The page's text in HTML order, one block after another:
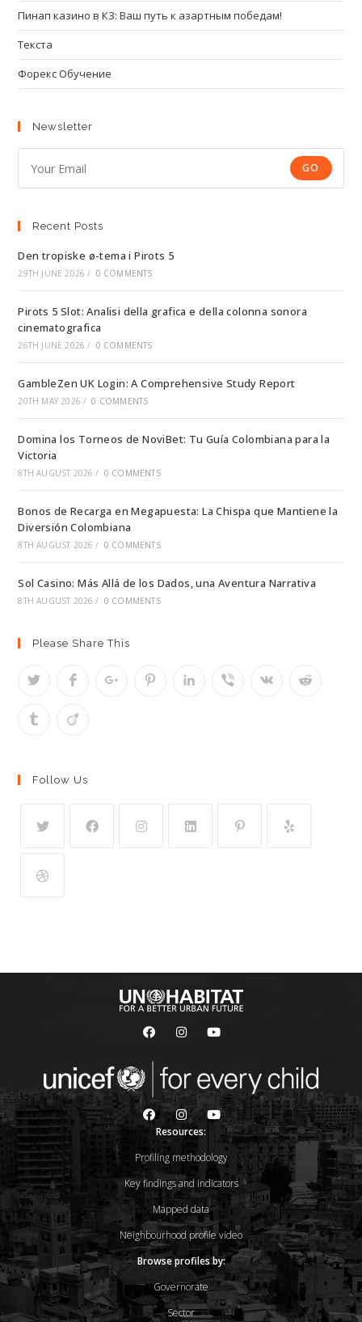
Пинап казино в КЗ: Ваш путь к азартным победам!
Текста
Форекс Обучение
Newsletter
GO
Recent Posts
Den tropiske ø-tema i Pirots 5
29TH JUNE 2026 / 0 COMMENTS
Pirots 5 Slot: Analisi della grafica e della colonna sonora
cinematografica
26TH JUNE 2026 / 0 COMMENTS
GambleZen UK Login: A Comprehensive Study Report
20TH MAY 2026 / 0 COMMENTS
Domina los Torneos de NoviBet: Tu Guía Colombiana para la
Victoria
8TH AUGUST 2026 / 0 COMMENTS
Bonos de Recarga en Megapuesta: La Chispa que Mantiene la
Diversión Colombiana
8TH AUGUST 2026 / 0 COMMENTS
Sol Casino: Más Allá de los Dados, una Aventura Narrativa
8TH AUGUST 2026 / 0 COMMENTS
Please Share This
Follow Us
Resources:
Profiling methodology
Key findings and indicators
Mapped data
Neighbourhood profile video
Browse profiles by:
Governorate
Sector